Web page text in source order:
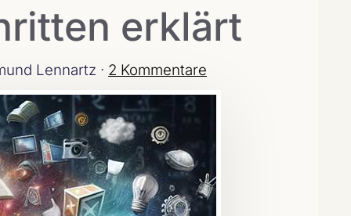
erklärt
Lennartz · 2 Kommentare